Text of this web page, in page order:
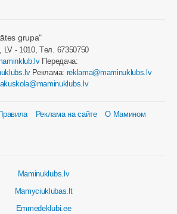
grupa"
- 1010, Tел. 67350750
Передача:
Реклама: reklama@maminuklubs.lv
Реклама на сайте
О Мамином
Maminuklubs.lv
Mamyciuklubas.lt
Emmedeklubi.ee